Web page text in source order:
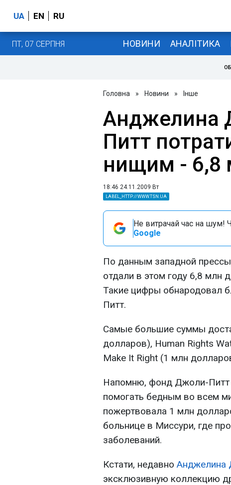
UA EN RU
ПТ, 07 СЕРПНЯ НОВИНИ АНАЛІТИКА
Головна » Новини » Інше
Анджелина
Питт
нищим - 6,8
18:46 24.11.2009 Вт
LABEL_HTTP://WWW.TSN.UA
Не витрачай час на шум!
Google
По данным западной
отдали в этом году 6,8 млн
Такие цифры обнародовал
Питт.
Самые большие суммы
долларов), Human Rights
Make It Right (1 млн
Напомню, фонд Джоли-Питт
помогать бедным во всем
пожертвовала 1 млн
больнице в Миссури, где
заболеваний.
Кстати, недавно Анджелина
эксклюзивную коллекцию